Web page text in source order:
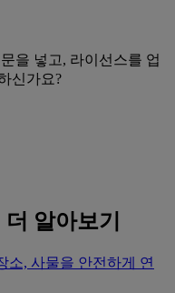
을 넣고, 라이선스를 업
신가요?
알아보기
소, 사물을 안전하게 연